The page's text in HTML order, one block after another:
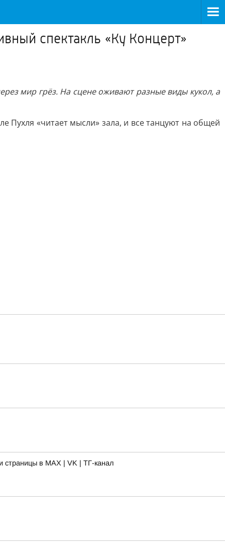
спектакль «Ку Концерт»
мир грёз. На сцене оживают разные виды кукол, а
Пухля «читает мысли» зала, и все танцуют на общей
страницы в MAX | VK | ТГ-канал